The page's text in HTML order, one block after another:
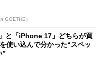
GOETHE）
と「iPhone 17」どちらが買
使い込んで分かった“スペッ
”